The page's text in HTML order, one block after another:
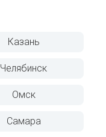
Уфа
Красноярск
Воронеж
Пермь